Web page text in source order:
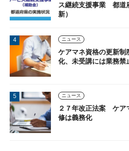
ス継続支援事業 都道
新）
ニュース
ケアマネ資格の更新
化、未受講には業務禁
ニュース
２７年改正法案 ケ
修は義務化